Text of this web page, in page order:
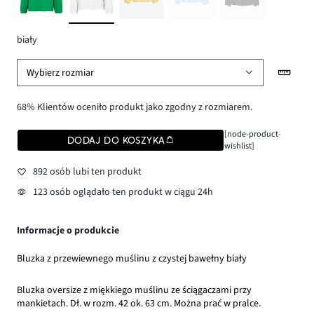
biały
Wybierz rozmiar
68% Klientów oceniło produkt jako zgodny z rozmiarem.
DODAJ DO KOSZYKA
[node-product-
wishlist]
892 osób lubi ten produkt
123 osób oglądało ten produkt w ciągu 24h
Informacje o produkcie
Bluzka z przewiewnego muślinu z czystej bawełny biały
Bluzka oversize z miękkiego muślinu ze ściągaczami przy
mankietach. Dł. w rozm. 42 ok. 63 cm. Można prać w pralce.